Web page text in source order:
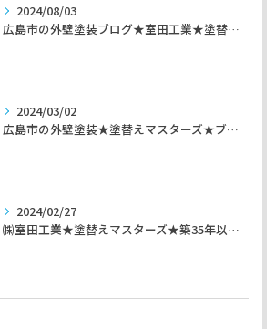
2024/08/03
広島市の外壁塗装ブログ★室田工業★塗替えマスターズ★外壁リフォーム
2024/03/02
広島市の外壁塗装★塗替えマスターズ★ブログ「初めて家を手入れするのに」
2024/02/27
㈱室田工業★塗替えマスターズ★築35年以上のお宅の施工事例